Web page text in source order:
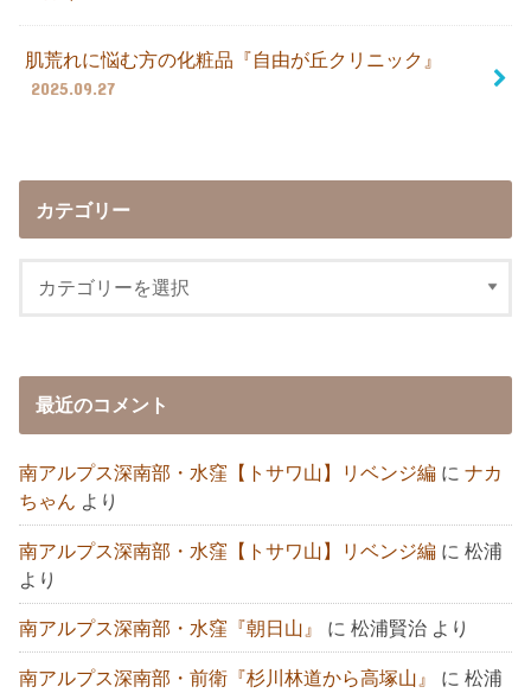
肌荒れに悩む方の化粧品『自由が丘クリニック』
2025.09.27
カテゴリー
最近のコメント
南アルプス深南部・水窪【トサワ山】リベンジ編 にナカ
ちゃん より
南アルプス深南部・水窪【トサワ山】リベンジ編 に松浦
より
南アルプス深南部・水窪『朝日山』 に松浦賢治 より
南アルプス深南部・前衛『杉川林道から高塚山』 に松浦